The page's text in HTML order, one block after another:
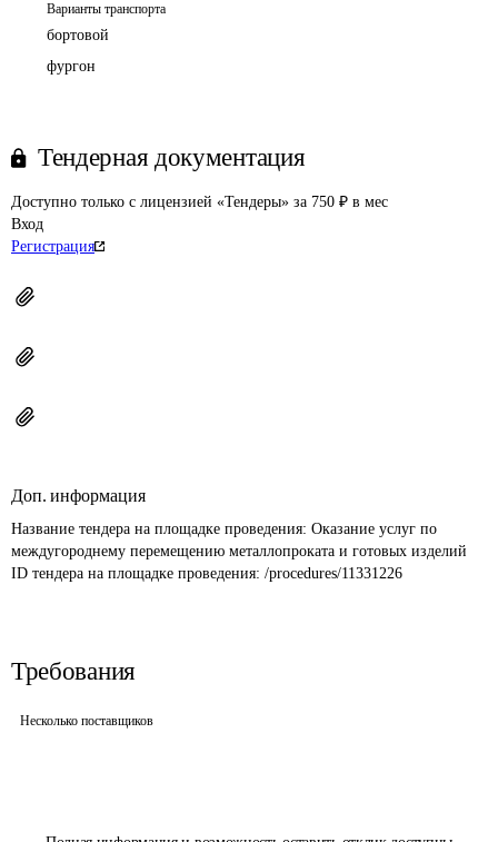
Варианты транспорта
бортовой
фургон
Тендерная документация
Доступно только с лицензией «Тендеры» за 750 ₽ в мес
Вход
Регистрация
Доп. информация
Название тендера на площадке проведения: Оказание услуг по
междугороднему перемещению металлопроката и готовых изделий
ID тендера на площадке проведения: /procedures/11331226
Требования
Несколько поставщиков